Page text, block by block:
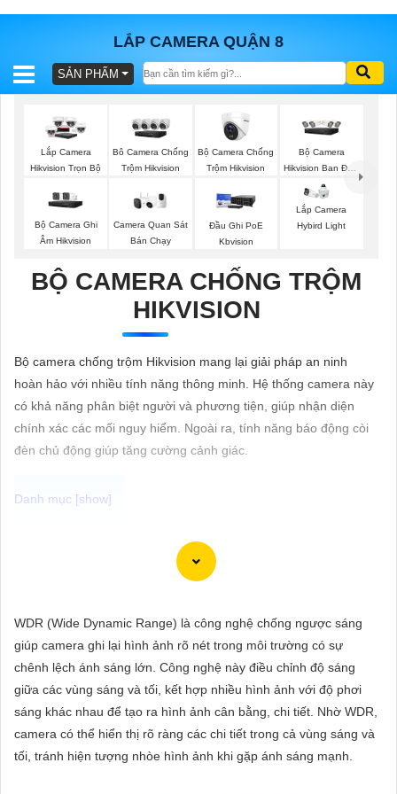
LẮP CAMERA QUẬN 8
BÁO
TRỌN
GÓI
SẢN
LẮP
ĐẶT
KIỆN
VẤN
DỊCH
VỤ
SẢN PHẨM
Lắp Camera
Hikvision Trọn Bộ
Bô Camera Chống
Trộm Hikvision
Bộ Camera Chống
Trộm Hikvision
Bộ Camera
Hikvision Ban Đêm
Có Màu
Bộ Camera Ghi
Âm Hikvision
Camera Quan Sát
Bán Chạy
Đầu Ghi PoE
Kbvision
Lắp Camera
Hybird Light
BỘ CAMERA CHỐNG TRỘM
HIKVISION
Bộ camera chống trộm Hikvision mang lại giải pháp an ninh
hoàn hảo với nhiều tính năng thông minh. Hệ thống camera này
có khả năng phân biệt người và phương tiện, giúp nhận diện
chính xác các mối nguy hiểm. Ngoài ra, tính năng báo động còi
đèn chủ động giúp tăng cường cảnh giác.
Chắc chắn! Dưới đây là cách bạn có thể viết một bài viết giới
thiệu sản phẩm về việc lắp Camera Hikvision giá rẻ với hình ảnh
nhắc lắp đặt Camera Hikvision, giải pháp hàng đầu trong lĩnh
WDR (Wide Dynamic Range) là công nghệ chống ngược sáng
giúp camera ghi lại hình ảnh rõ nét trong môi trường có sự
chênh lệch ánh sáng lớn. Công nghệ này điều chỉnh độ sáng
giữa các vùng sáng và tối, kết hợp nhiều hình ảnh với độ phơi
sáng khác nhau để tạo ra hình ảnh cân bằng, chi tiết. Nhờ WDR,
camera có thể hiển thị rõ ràng các chi tiết trong cả vùng sáng và
tối, tránh hiện tượng nhòe hình ảnh khi gặp ánh sáng mạnh.